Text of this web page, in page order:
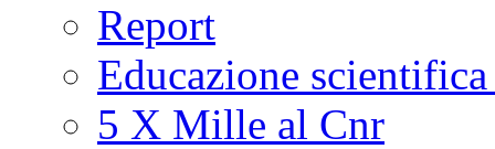
Report
Educazione
5 X Mille al Cnr